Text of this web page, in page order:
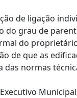
de ligação
do grau de
do
de que as
das normas